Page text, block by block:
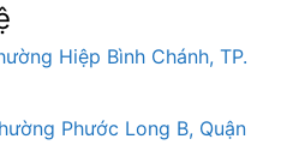
Hiệp Bình Chánh, TP.
Phước Long B, Quận